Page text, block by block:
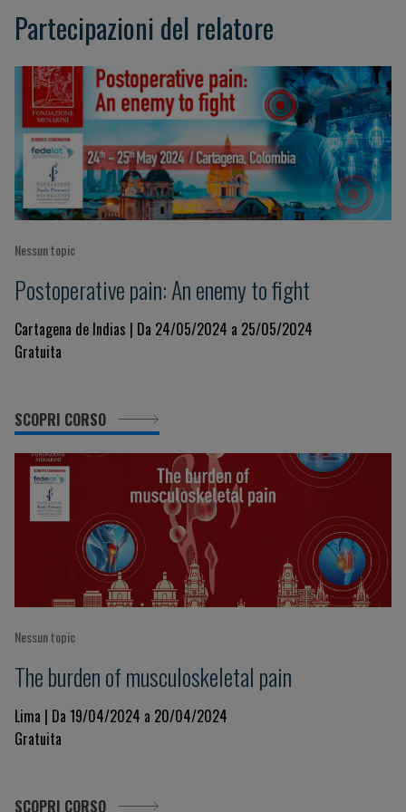
Partecipazioni del relatore
Nessun topic
Postoperative pain: An enemy to fight
Cartagena de Indias | Da 24/05/2024 a 25/05/2024
Gratuita
SCOPRI CORSO
Nessun topic
The burden of musculoskeletal pain
Lima | Da 19/04/2024 a 20/04/2024
Gratuita
SCOPRI CORSO